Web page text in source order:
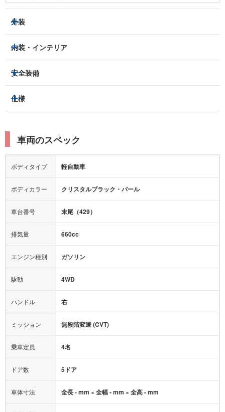
外装
LEDヘッドライト
アルミホイール：-
サンルーフ/ガラスルーフ
ルーフレール
エアロパーツ
ローダウン
内装・インテリア
3列シート
ベンチシート
パワーシート
シートヒーター
カーナビ：メモリーナビ他
ミュージックプレイヤー接続可
後席モニター
安全装備
トラクションコントロール
レーンキープアシスト
横滑り防止装置
衝突被害軽減プレーキ
カメラ：バック
エアバッグ：
ダブルエアバッグ
衝撃緩和ヘッドレスト
サポカー
アクセル踏み間違い（誤発進）防止装置
アダプティブクルーズコントロール
ヒルディセントコントロール
オートマチックハイビーム
仕様
車両のスペック
ボディタイプ 軽自動車
ボディカラー クリスタルブラック・パール
車台番号 末尾（429）
排気量 660cc
エンジン種別 ガソリン
駆動 4WD
ハンドル 右
ミッション 無段階変速 (CVT)
乗車定員 4名
ドア数 5ドア
車体寸法 全長 - mm × 全幅 - mm × 全高 - mm